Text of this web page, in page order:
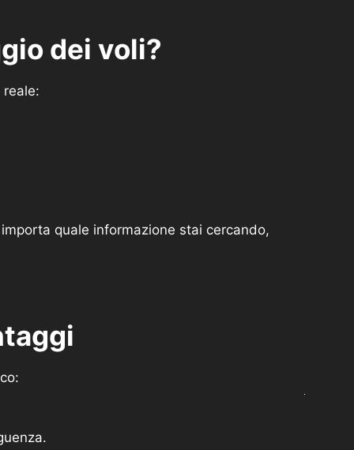
dei voli?
quale informazione stai cercando,